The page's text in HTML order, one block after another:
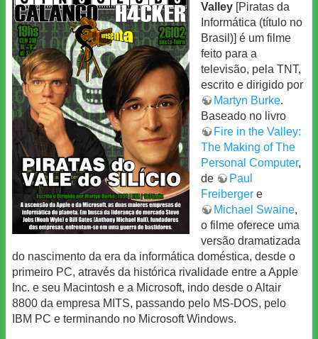
Valley [Piratas da
Informática (título no
Brasil)] é um filme
feito para a
televisão, pela TNT,
escrito e dirigido por
Martyn Burke.
Baseado no livro
Fire in the Valley:
The Making of The
Personal Computer,
de
Paul
Freiberger e
Michael Swaine,
o filme oferece uma
versão dramatizada
do nascimento da era da informática doméstica, desde o
primeiro PC, através da histórica rivalidade entre a Apple
Inc. e seu Macintosh e a Microsoft, indo desde o Altair
8800 da empresa MITS, passando pelo MS-DOS, pelo
IBM PC e terminando no Microsoft Windows.